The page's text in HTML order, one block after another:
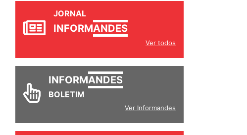
JORNAL
Ver todos
INFORM
Ver Informandes